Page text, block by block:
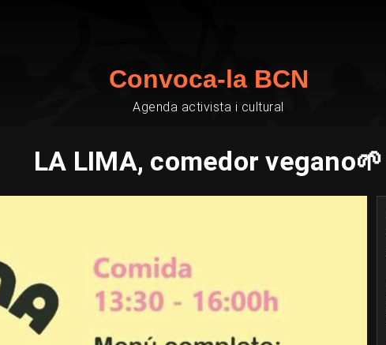
Convoca-la BCN
Agenda activista i cultural
LA LIMA, comedor vegano🌱